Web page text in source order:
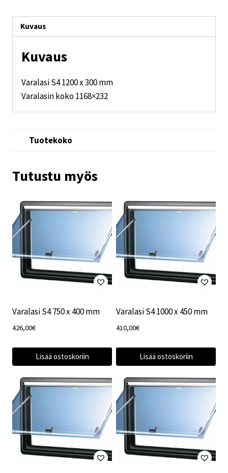
Kuvaus
Kuvaus
Varalasi S4 1200 x 300 mm
Varalasin koko 1168×232
Tuotekoko
Tutustu myös
Varalasi S4 750 x 400 mm
426,00€
Lisää ostoskoriin
Varalasi S4 1000 x 450 mm
410,00€
Lisää ostoskoriin